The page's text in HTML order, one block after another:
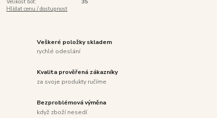
Velikost bot:
35
Hlídat cenu / dostupnost
Veškeré položky skladem
rychlé odeslání
Kvalita prověřená zákazníky
za svoje produkty ručíme
Bezproblémová výměna
když zboží nesedí